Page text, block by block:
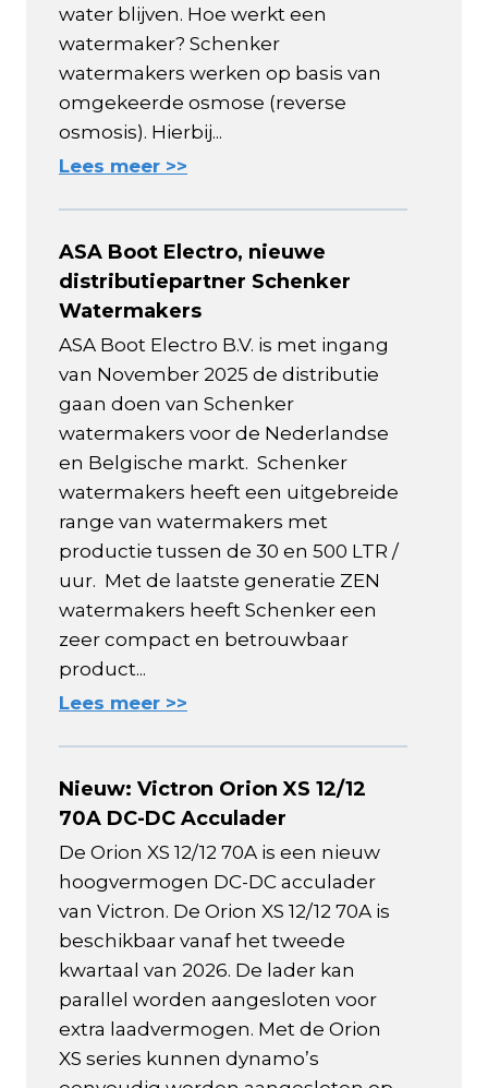
water blijven. Hoe werkt een
watermaker? Schenker
watermakers werken op basis van
omgekeerde osmose (reverse
osmosis). Hierbij...
Lees meer >>
ASA Boot Electro, nieuwe
distributiepartner Schenker
Watermakers
ASA Boot Electro B.V. is met ingang
van November 2025 de distributie
gaan doen van Schenker
watermakers voor de Nederlandse
en Belgische markt. Schenker
watermakers heeft een uitgebreide
range van watermakers met
productie tussen de 30 en 500 LTR /
uur. Met de laatste generatie ZEN
watermakers heeft Schenker een
zeer compact en betrouwbaar
product...
Lees meer >>
Nieuw: Victron Orion XS 12/12
70A DC-DC Acculader
De Orion XS 12/12 70A is een nieuw
hoogvermogen DC-DC acculader
van Victron. De Orion XS 12/12 70A is
beschikbaar vanaf het tweede
kwartaal van 2026. De lader kan
parallel worden aangesloten voor
extra laadvermogen. Met de Orion
XS series kunnen dynamo’s